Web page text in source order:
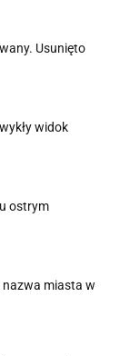
Usunięto
widok
ostrym
nazwa miasta w